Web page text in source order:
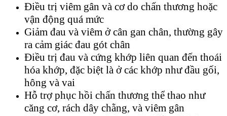
Điều trị viêm gân và cơ do chấn thương hoặc
vận động quá mức
Giảm đau và viêm ở cân gan chân, thường gây
ra cảm giác đau gót chân
Điều trị đau và cứng khớp liên quan đến thoái
hóa khớp, đặc biệt là ở các khớp như đầu gối,
hông và vai
Hỗ trợ phục hồi chấn thương thể thao như
căng cơ, rách dây chằng, và viêm gân